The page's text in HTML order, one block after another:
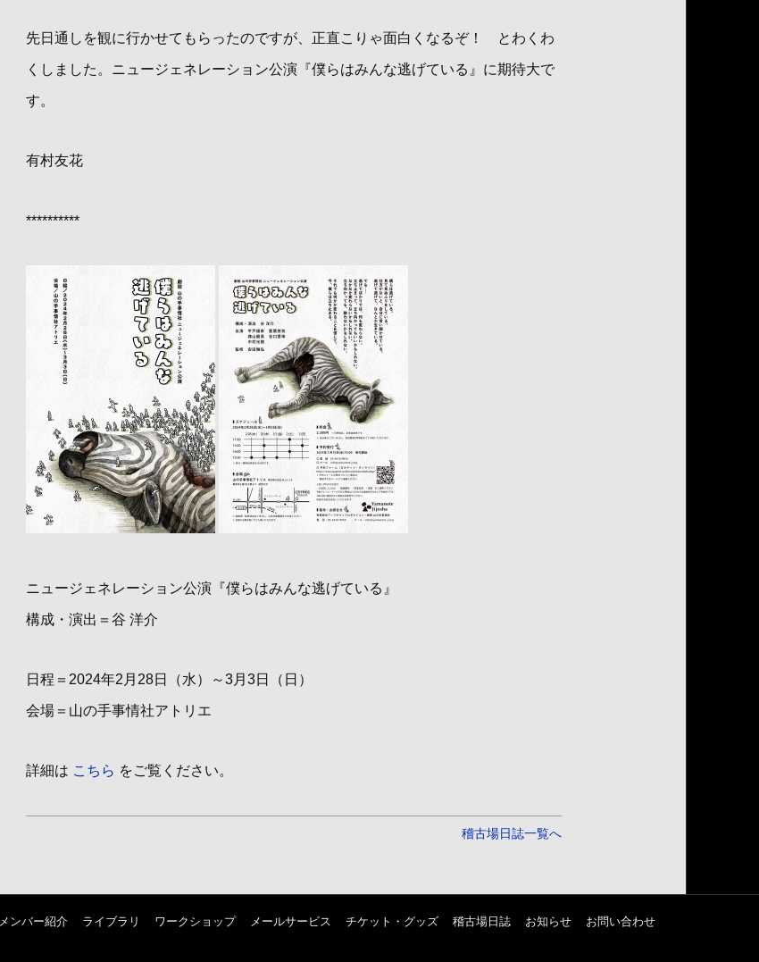
先日通しを観に行かせてもらったのですが、正直こりゃ面白くなるぞ！ とわくわ
くしました。ニュージェネレーション公演『僕らはみんな逃げている』に期待大で
す。
有村友花
**********
ニュージェネレーション公演『僕らはみんな逃げている』
構成・演出＝谷 洋介
日程＝2024年2月28日（水）～3月3日（日）
会場＝山の手事情社アトリエ
詳細は こちら をご覧ください。
稽古場日誌一覧へ
メンバー紹介 ライブラリ ワークショップ メールサービス チケット・グッズ 稽古場日誌 お知らせ お問い合わせ